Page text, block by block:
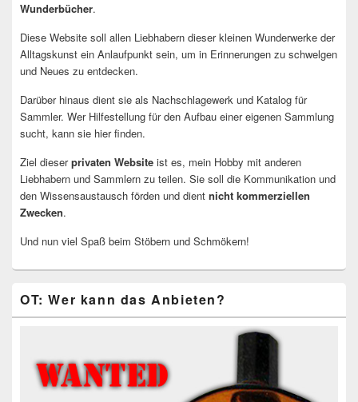
Wunderbücher.
Diese Website soll allen Liebhabern dieser kleinen Wunderwerke der
Alltagskunst ein Anlaufpunkt sein, um in Erinnerungen zu schwelgen
und Neues zu entdecken.
Darüber hinaus dient sie als Nachschlagewerk und Katalog für
Sammler. Wer Hilfestellung für den Aufbau einer eigenen Sammlung
sucht, kann sie hier finden.
Ziel dieserprivaten Website ist es, mein Hobby mit anderen
Liebhabern und Sammlern zu teilen. Sie soll die Kommunikation und
den Wissensaustausch förden und dient nicht kommerziellen
Zwecken.
Und nun viel Spaß beim Stöbern und Schmökern!
OT: Wer kann das Anbieten?